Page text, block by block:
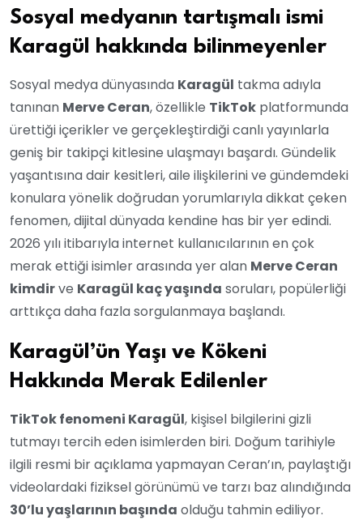
Sosyal medyanın tartışmalı ismi
Karagül hakkında bilinmeyenler
Sosyal medya dünyasında Karagül takma adıyla
tanınan Merve Ceran, özellikle TikTok platformunda
ürettiği içerikler ve gerçekleştirdiği canlı yayınlarla
geniş bir takipçi kitlesine ulaşmayı başardı. Gündelik
yaşantısına dair kesitleri, aile ilişkilerini ve gündemdeki
konulara yönelik doğrudan yorumlarıyla dikkat çeken
fenomen, dijital dünyada kendine has bir yer edindi.
2026 yılı itibarıyla internet kullanıcılarının en çok
merak ettiği isimler arasında yer alan Merve Ceran
kimdirve Karagül kaç yaşında soruları, popülerliği
arttıkça daha fazla sorgulanmaya başlandı.
Karagül’ün Yaşı ve Kökeni
Hakkında Merak Edilenler
TikTok fenomeni Karagül, kişisel bilgilerini gizli
tutmayı tercih eden isimlerden biri. Doğum tarihiyle
ilgili resmi bir açıklama yapmayan Ceran’ın, paylaştığı
videolardaki fiziksel görünümü ve tarzı baz alındığında
30’lu yaşlarının başında olduğu tahmin ediliyor.